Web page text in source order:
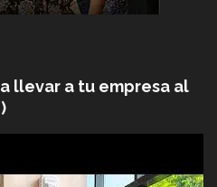
llevar a tu empresa al